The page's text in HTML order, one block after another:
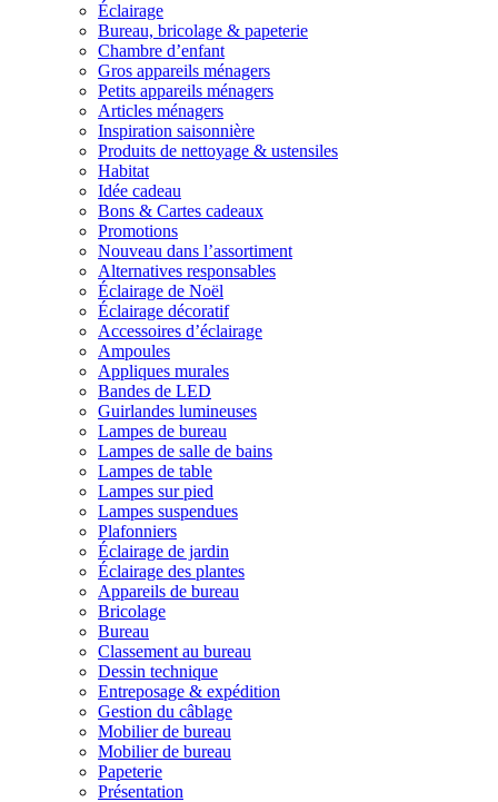
Éclairage
Bureau, bricolage & papeterie
Chambre d’enfant
Gros appareils ménagers
Petits appareils ménagers
Articles ménagers
Inspiration saisonnière
Produits de nettoyage & ustensiles
Habitat
Idée cadeau
Bons & Cartes cadeaux
Promotions
Nouveau dans l’assortiment
Alternatives responsables
Éclairage de Noël
Éclairage décoratif
Accessoires d’éclairage
Ampoules
Appliques murales
Bandes de LED
Guirlandes lumineuses
Lampes de bureau
Lampes de salle de bains
Lampes de table
Lampes sur pied
Lampes suspendues
Plafonniers
Éclairage de jardin
Éclairage des plantes
Appareils de bureau
Bricolage
Bureau
Classement au bureau
Dessin technique
Entreposage & expédition
Gestion du câblage
Mobilier de bureau
Mobilier de bureau
Papeterie
Présentation